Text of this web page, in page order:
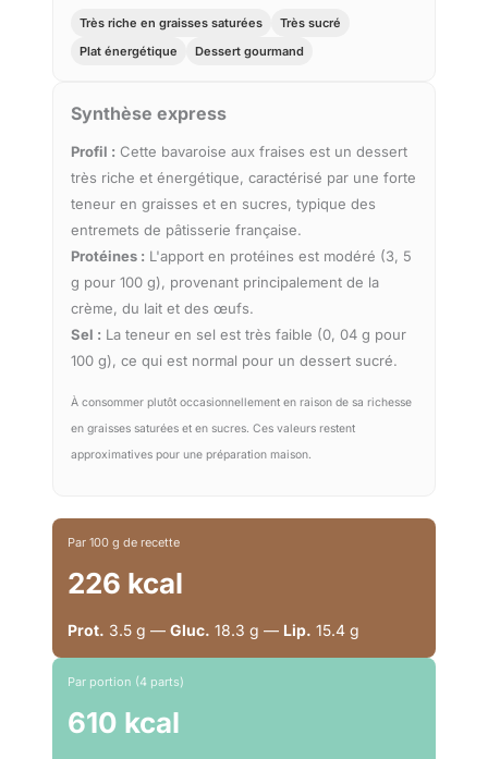
Très riche en graisses saturées
Très sucré
Plat énergétique
Dessert gourmand
Synthèse express
Profil : Cette bavaroise aux fraises est un dessert
très riche et énergétique, caractérisé par une forte
teneur en graisses et en sucres, typique des
entremets de pâtisserie française.
Protéines : L'apport en protéines est modéré (3, 5
g pour 100 g), provenant principalement de la
crème, du lait et des œufs.
Sel : La teneur en sel est très faible (0, 04 g pour
100 g), ce qui est normal pour un dessert sucré.
À consommer plutôt occasionnellement en raison de sa richesse
en graisses saturées et en sucres. Ces valeurs restent
approximatives pour une préparation maison.
Par 100 g de recette
226 kcal
Prot. 3.5 g — Gluc. 18.3 g — Lip. 15.4 g
Par portion (4 parts)
610 kcal